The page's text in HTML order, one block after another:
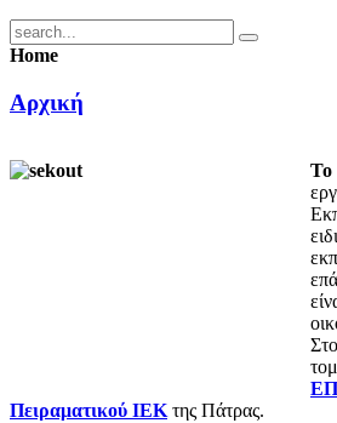
Home
Αρχική
Πειραματικού ΙΕΚτης Πάτρας.